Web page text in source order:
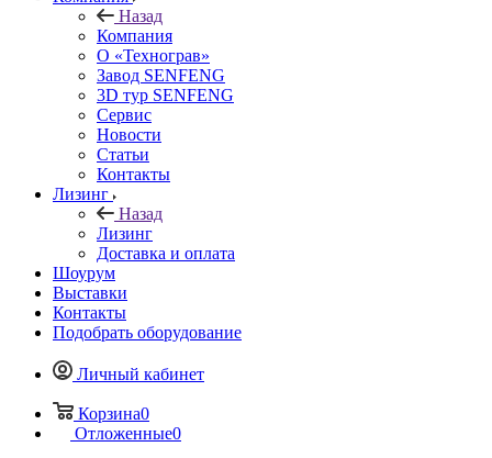
Назад
Компания
О «Технограв»
Завод SENFENG
3D тур SENFENG
Сервис
Новости
Статьи
Контакты
Лизинг
Назад
Лизинг
Доставка и оплата
Шоурум
Выставки
Контакты
Подобрать оборудование
Личный кабинет
Корзина0
Отложенные0